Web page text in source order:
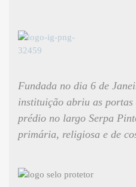
Fundada no dia 6 de
instituição abriu as portas
prédio no largo Serpa
primária, religiosa e de